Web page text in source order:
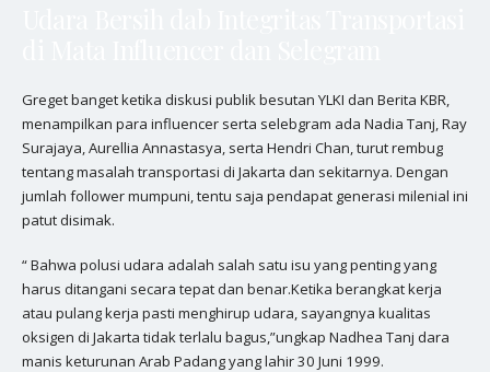
Greget banget ketika diskusi publik besutan YLKI dan Berita KBR,
menampilkan para influencer serta selebgram ada Nadia Tanj, Ray
Surajaya, Aurellia Annastasya, serta Hendri Chan, turut rembug
tentang masalah transportasi di Jakarta dan sekitarnya. Dengan
jumlah follower mumpuni, tentu saja pendapat generasi milenial ini
patut disimak.
“ Bahwa polusi udara adalah salah satu isu yang penting yang
harus ditangani secara tepat dan benar.Ketika berangkat kerja
atau pulang kerja pasti menghirup udara, sayangnya kualitas
oksigen di Jakarta tidak terlalu bagus,”ungkap Nadhea Tanj dara
manis keturunan Arab Padang yang lahir 30 Juni 1999.